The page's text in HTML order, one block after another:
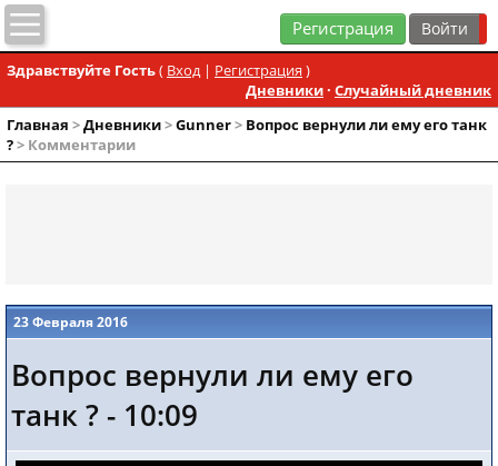
Регистрация
Здравствуйте Гость( Вход| Регистрация )
Дневники· Случайный дневник
Главная >Дневники>Gunner> Вопрос вернули ли ему его танк
?> Комментарии
23 Февраля 2016
Вопрос вернули ли ему его
танк ? - 10:09